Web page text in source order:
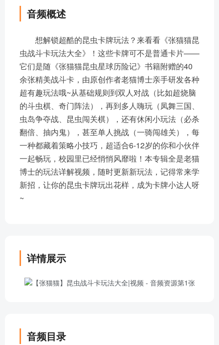
音频概述
想解锁超酷的昆虫卡牌玩法？来看看《张猫猫昆
虫战斗卡玩法大全》！这些卡牌可不是普通卡片——
它们是随《张猫猫昆虫星球历险记》书籍附赠的40
余张精美战斗卡，由原创作者老猫博士亲手研发各种
超有趣玩法哦~从基础规则到双人对战（比如超烧脑
的斗虫棋、奇门阵法），再到多人嗨玩（凤舞三国、
虫岛争夺战、昆虫闯关棋），还有休闲小玩法（必杀
翻倍、抽内鬼），甚至单人挑战（一骑闯雄关），每
一种都藏着策略小技巧，超适合6-12岁的你和小伙伴
一起畅玩，校园里已经悄悄风靡啦！本专辑全是老猫
博士的玩法详解视频，随时更新新玩法，记得常来学
新招，让你的昆虫卡牌玩出花样，成为卡牌小达人呀
~
详情展示
音频目录